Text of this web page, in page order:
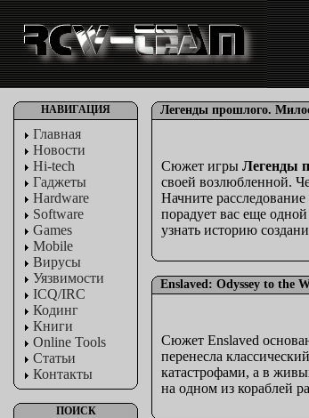
НАВИГАЦИЯ
Главная
Новости
Hi-tech
Гаджеты
Hardware
Software
Games
Mobile
Вирусы
Уязвимости
ICQ/IRC
Кодинг
Книги
Online Tools
Статьи
Контакты
ПОИСК
Легенды прошлого.
Сюжет игры Легенды
своей возлюбленной.
Начните
порадует вас еще
узнать историю
Enslaved: Odyssey to the
Сюжет Enslaved
перенесла
катастрофами, а в
на одном из кораблей